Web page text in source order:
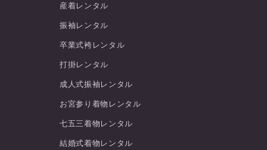
産着レンタル
振袖レンタル
卒業式袴レンタル
打掛レンタル
成人式振袖レンタル
お宮参り着物レンタル
七五三着物レンタル
結婚式着物レンタル